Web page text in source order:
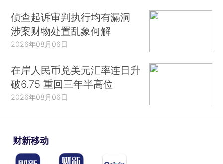
侦查起诉审判执行均有漏洞
涉案财物处置乱象何解
2026年08月06日
在岸人民币兑美元汇率连日升
破6.75 重回三年半高位
2026年08月06日
财新移动